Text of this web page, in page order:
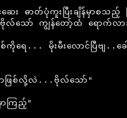
လ်သော် ကျွန်တော့်ထံ ရောက်လ